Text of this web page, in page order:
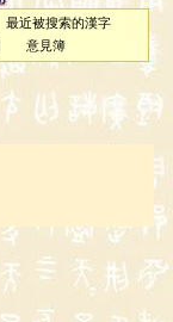
最近被搜索的漢字
意見簿